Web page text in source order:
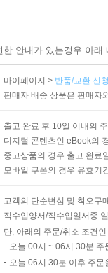
안내가 있는경우 아
마이페이지 > 반품/교환 신
판매자 배송 상품은 판매자
출고 완료 후 10일 이내의
디지털 콘텐츠인 eBook의
중고상품의 경우 출고 완료
모바일 쿠폰의 경우 유효기
고객의 단순변심 및 착오구
직수입양서/직수입일서중
단, 아래의 주문/취소 조건
오늘 00시 ~ 06시 30분
오늘 06시 30분 이후 주